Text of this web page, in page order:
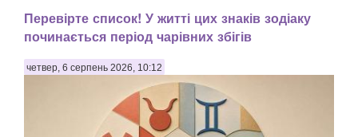
Перевірте список! У житті цих знаків зодіаку
починається період чарівних збігів
четвер, 6 серпень 2026, 10:12